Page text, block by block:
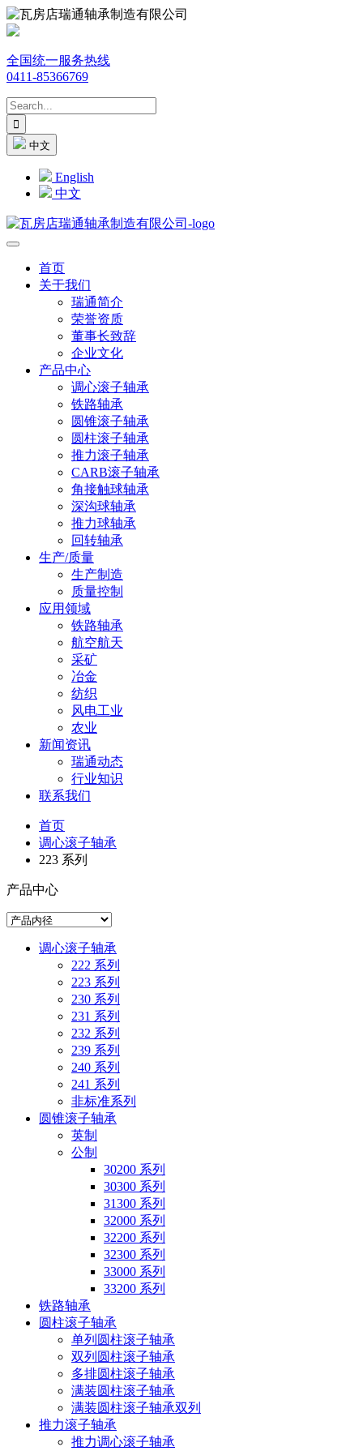
全国统一服务热线
0411-85366769
中文
English
中文
首页
关于我们
瑞通简介
荣誉资质
董事长致辞
企业文化
产品中心
调心滚子轴承
铁路轴承
圆锥滚子轴承
圆柱滚子轴承
推力滚子轴承
CARB滚子轴承
角接触球轴承
深沟球轴承
推力球轴承
回转轴承
生产/质量
生产制造
质量控制
应用领域
铁路轴承
航空航天
采矿
冶金
纺织
风电工业
农业
新闻资讯
瑞通动态
行业知识
联系我们
首页
调心滚子轴承
223 系列
产品中心
调心滚子轴承
222 系列
223 系列
230 系列
231 系列
232 系列
239 系列
240 系列
241 系列
非标准系列
圆锥滚子轴承
英制
公制
30200 系列
30300 系列
31300 系列
32000 系列
32200 系列
32300 系列
33000 系列
33200 系列
铁路轴承
圆柱滚子轴承
单列圆柱滚子轴承
双列圆柱滚子轴承
多排圆柱滚子轴承
满装圆柱滚子轴承
满装圆柱滚子轴承双列
推力滚子轴承
推力调心滚子轴承